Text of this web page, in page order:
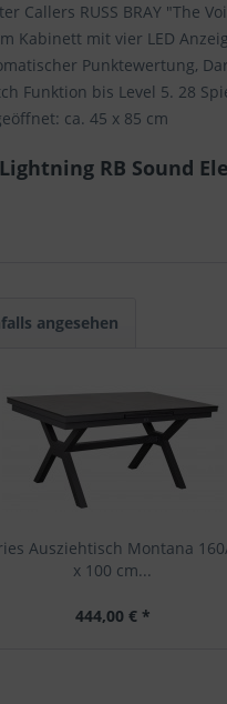
Callers RUSS BRAY
Kabinett mit vier LED
Punktewertung,
Funktion bis Level 5. 28
ca. 45 x 85 cm
RB Sound
angesehen
Ausziehtisch Montana
x 100 cm...
444,00 € *